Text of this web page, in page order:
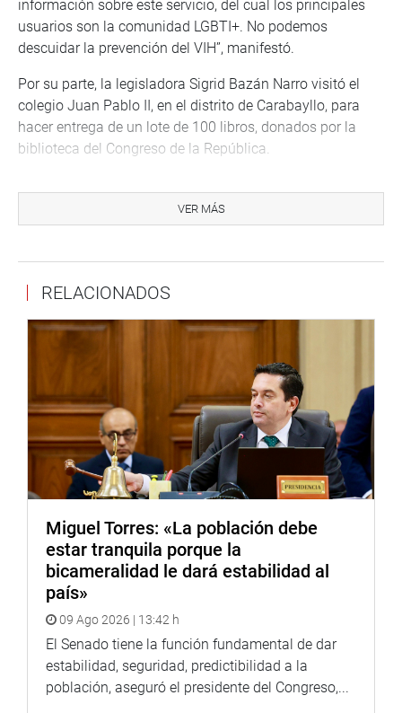
información sobre este servicio, del cual los principales
usuarios son la comunidad LGBTI+. No podemos
descuidar la prevención del VIH”, manifestó.
Por su parte, la legisladora Sigrid Bazán Narro visitó el
colegio Juan Pablo II, en el distrito de Carabayllo, para
hacer entrega de un lote de 100 libros, donados por la
biblioteca del Congreso de la República.
de 1100 escolares de primaria y secundaria”, expresó.
participó, en el auditorio de la Municipalidad de Wanchaq,
en una audiencia pública organizada para abordar la
problemática ambiental de las provincias de Espinar y
TACNA
Por su parte, la congresista Esmeralda Limachi Quispe
visitó, de manera inopinada, la institución educativa
Manuel Flores Calvo y la institución educativa privada
VER MÁS
RELACIONADOS
Miguel Torres: «La población debe
estar tranquila porque la
bicameralidad le dará estabilidad al
país»
09 Ago 2026 | 13:42 h
El Senado tiene la función fundamental de dar
estabilidad, seguridad, predictibilidad a la
población, aseguró el presidente del Congreso,...